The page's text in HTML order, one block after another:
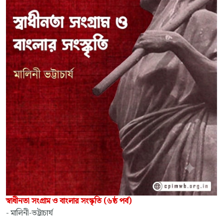
স্বাধীনতা সংগ্রাম ও বাংলার সংস্কৃতি (৬ষ্ঠ পর্ব)
- মালিনী-ভট্টাচার্য